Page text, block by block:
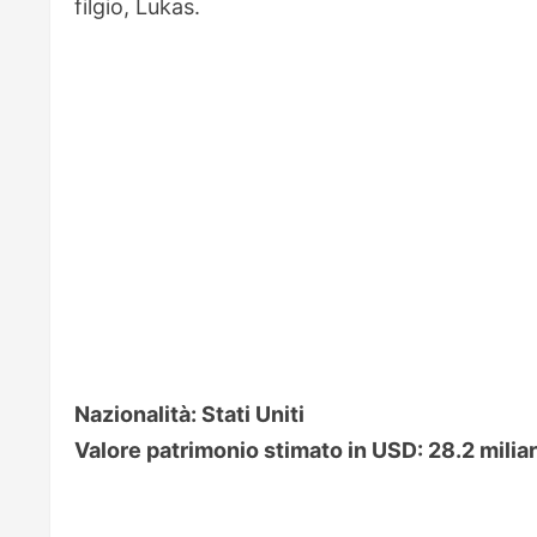
filgio, Lukas.
Nazionalità: Stati Uniti
Valore patrimonio stimato in USD: 28.2